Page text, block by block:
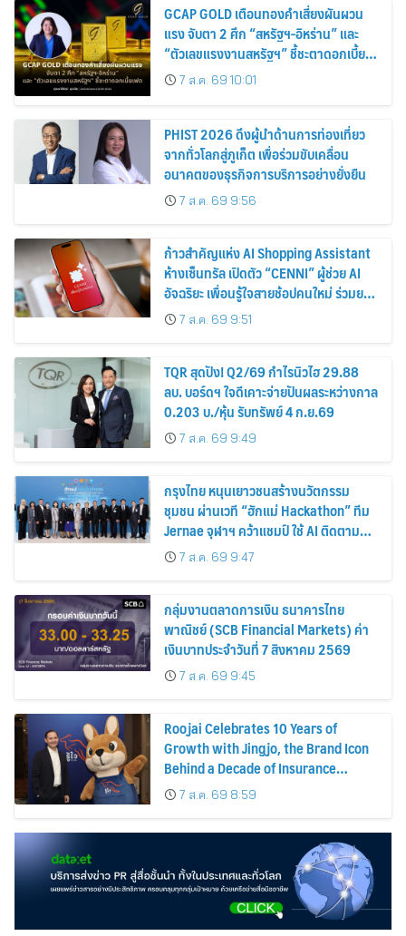
GCAP GOLD เตือนทองคำเสี่ยงผันผวน
แรง จับตา 2 ศึก “สหรัฐฯ-อิหร่าน” และ
“ตัวเลขแรงงานสหรัฐฯ” ชี้ชะตาดอกเบี้ย
เฟด7 ส.ค. 69 10:01
PHIST 2026 ดึงผู้นำด้านการท่องเที่ยว
จากทั่วโลกสู่ภูเก็ต เพื่อร่วมขับเคลื่อน
อนาคตของธุรกิจการบริการอย่างยั่งยืน
7 ส.ค. 69 9:56
ก้าวสำคัญแห่ง AI Shopping Assistant
ห้างเซ็นทรัล เปิดตัว “CENNI” ผู้ช่วย AI
อัจฉริยะ เพื่อนรู้ใจสายช้อปคนใหม่ ร่วมยก
ระดับประสบการณ์ช้อปปิ้งให้ง่ายขึ้นได้ ใน
แชตเดียว
7 ส.ค. 69 9:51
TQR สุดปัง! Q2/69 กำไรนิวไฮ 29.88
ลบ. บอร์ดฯ ใจดีเคาะจ่ายปันผลระหว่างกาล
0.203 บ./หุ้น รับทรัพย์ 4 ก.ย.69
7 ส.ค. 69 9:49
กรุงไทย หนุนเยาวชนสร้างนวัตกรรม
ชุมชน ผ่านเวที “ฮักแม่ Hackathon” ทีม
Jernae จุฬาฯ คว้าแชมป์ ใช้ AI ติดตาม
ทรัพย์สินสูญหาย
7 ส.ค. 69 9:47
กลุ่มงานตลาดการเงิน ธนาคารไทย
พาณิชย์ (SCB Financial Markets) ค่า
เงินบาทประจำวันที่ 7 สิงหาคม 2569
7 ส.ค. 69 9:45
Roojai Celebrates 10 Years of
Growth with Jingjo, the Brand Icon
Behind a Decade of Insurance
Innovation
7 ส.ค. 69 8:59